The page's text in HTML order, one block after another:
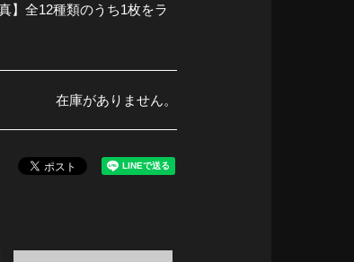
】全12種類のうち1枚をラ
在庫がありません。